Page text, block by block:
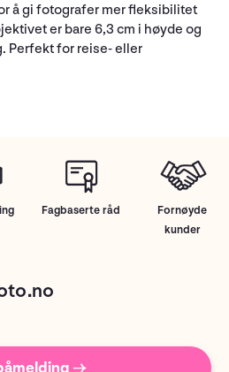
å gi fotografer mer fleksibilitet
er bare 6,3 cm i høyde og
Perfekt for reise- eller
Fagbaserte råd
Fornøyde
kunder